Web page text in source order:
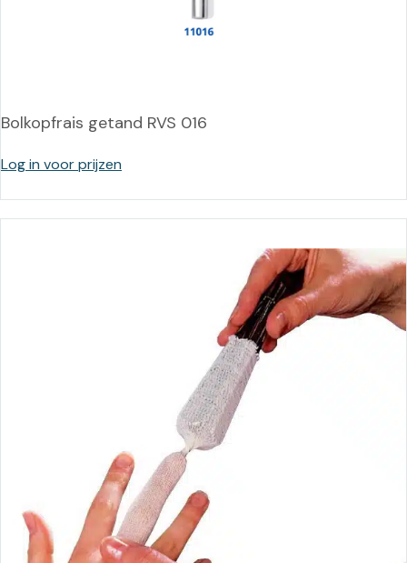
Bolkopfrais getand RVS 016
Log in voor prijzen